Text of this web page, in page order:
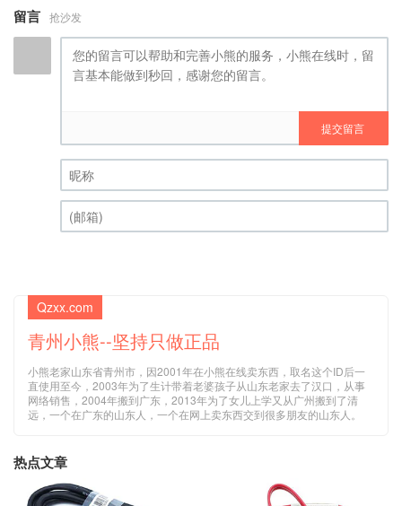
留言 抢沙发
提交留言
昵称 (必填)
Qzxx.com
青州小熊--坚持只做正品
小熊老家山东省青州市，因2001年在小熊在线卖东西，取名这个ID后一
直使用至今，2003年为了生计带着老婆孩子从山东老家去了汉口，从事
网络销售，2004年搬到广东，2013年为了女儿上学又从广州搬到了清
远，一个在广东的山东人，一个在网上卖东西交到很多朋友的山东人。
热点文章